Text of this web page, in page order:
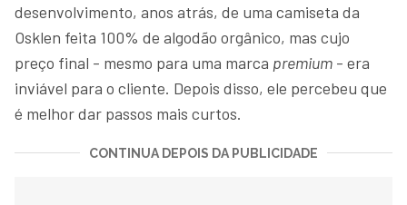
desenvolvimento, anos atrás, de uma camiseta da
Osklen feita 100% de algodão orgânico, mas cujo
preço final - mesmo para uma marca premium - era
inviável para o cliente. Depois disso, ele percebeu que
é melhor dar passos mais curtos.
CONTINUA DEPOIS DA PUBLICIDADE